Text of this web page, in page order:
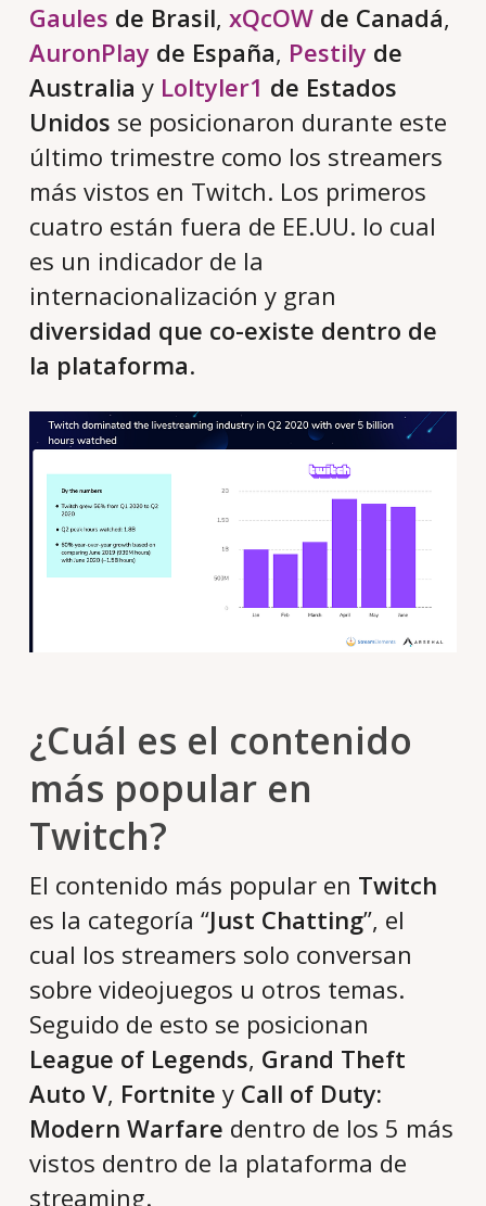
Gaules de Brasil, xQcOWde Canadá,
AuronPlayde España, Pestilyde
Australia y Loltyler1 de Estados
Unidos se posicionaron durante este
último trimestre como los streamers
más vistos en Twitch. Los primeros
cuatro están fuera de EE.UU. lo cual
es un indicador de la
internacionalización y gran
diversidad que co-existe dentro de
la plataforma.
¿Cuál es el contenido
más popular en
Twitch?
El contenido más popular en Twitch
es la categoría “Just Chatting”, el
cual los streamers solo conversan
sobre videojuegos u otros temas.
Seguido de esto se posicionan
League of Legends, Grand Theft
Auto V, Fortnite y Call of Duty:
Modern Warfare dentro de los 5 más
vistos dentro de la plataforma de
streaming.